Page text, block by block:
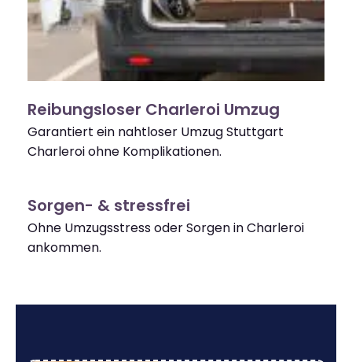
Reibungsloser Charleroi Umzug
Garantiert ein nahtloser Umzug Stuttgart
Charleroi ohne Komplikationen.
Sorgen- & stressfrei
Ohne Umzugsstress oder Sorgen in Charleroi
ankommen.